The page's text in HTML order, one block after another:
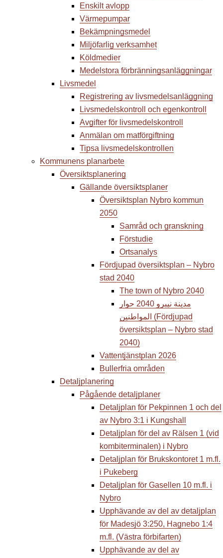
Enskilt avlopp
Värmepumpar
Bekämpningsmedel
Miljöfarlig verksamhet
Köldmedier
Medelstora förbränningsanläggningar
Livsmedel
Registrering av livsmedelsanläggning
Livsmedelskontroll och egenkontroll
Avgifter för livsmedelskontroll
Anmälan om matförgiftning
Tipsa livsmedelskontrollen
Kommunens planarbete
Översiktsplanering
Gällande översiktsplaner
Översiktsplan Nybro kommun
2050
Samråd och granskning
Förstudie
Ortsanalys
Fördjupad översiktsplan – Nybro
stad 2040
The town of Nybro 2040
مدينة نيبرو 2040 حوار
المواطنين (Fördjupad
översiktsplan – Nybro stad
2040)
Vattentjänstplan 2026
Bullerfria områden
Detaljplanering
Pågående detaljplaner
Detaljplan för Pekpinnen 1 och del
av Nybro 3:1 i Kungshall
Detaljplan för del av Rälsen 1 (vid
kombiterminalen) i Nybro
Detaljplan för Brukskontoret 1 m.fl.
i Pukeberg
Detaljplan för Gasellen 10 m.fl. i
Nybro
Upphävande av del av detaljplan
för Madesjö 3:250, Hagnebo 1:4
m.fl. (Västra förbifarten)
Upphävande av del av